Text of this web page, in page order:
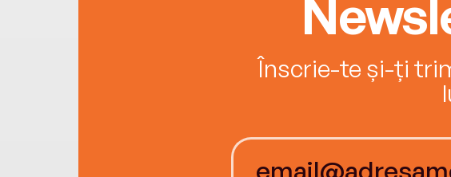
Înscrie-te și-ți